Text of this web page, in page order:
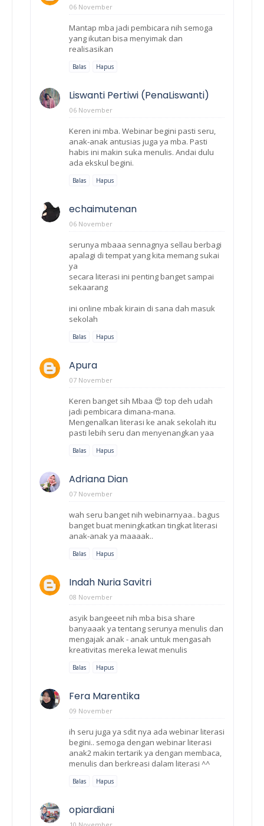
06 November
Mantap mba jadi pembicara nih semoga
yang ikutan bisa menyimak dan
realisasikan
Balas Hapus
Liswanti Pertiwi (PenaLiswanti)
06 November
Keren ini mba. Webinar begini pasti seru,
anak-anak antusias juga ya mba. Pasti
habis ini makin suka menulis. Andai dulu
ada ekskul begini.
Balas Hapus
echaimutenan
06 November
serunya mbaaa sennagnya sellau berbagi
apalagi di tempat yang kita memang sukai
ya
secara literasi ini penting banget sampai
sekaarang
ini online mbak kirain di sana dah masuk
sekolah
Balas Hapus
Apura
07 November
Keren banget sih Mbaa 😍 top deh udah
jadi pembicara dimana-mana.
Mengenalkan literasi ke anak sekolah itu
pasti lebih seru dan menyenangkan yaa
Balas Hapus
Adriana Dian
07 November
wah seru banget nih webinarnyaa.. bagus
banget buat meningkatkan tingkat literasi
anak-anak ya maaaak..
Balas Hapus
Indah Nuria Savitri
08 November
asyik bangeeet nih mba bisa share
banyaaak ya tentang serunya menulis dan
mengajak anak - anak untuk mengasah
kreativitas mereka lewat menulis
Balas Hapus
Fera Marentika
09 November
ih seru juga ya sdit nya ada webinar literasi
begini.. semoga dengan webinar literasi
anak2 makin tertarik ya dengan membaca,
menulis dan berkreasi dalam literasi ^^
Balas Hapus
opiardiani